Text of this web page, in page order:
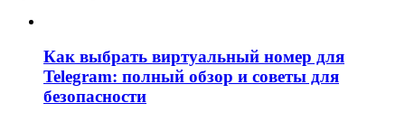
Как выбрать виртуальный номер для
Telegram: полный обзор и советы для
безопасности